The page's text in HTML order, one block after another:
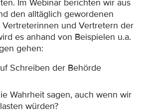
Im Webinar berichten wir aus
den alltäglich gewordenen
und Vertretern der
es anhand von Beispielen u.a.
gehen:
Schreiben der Behörde
Wahrheit sagen, auch wenn wir
würden?